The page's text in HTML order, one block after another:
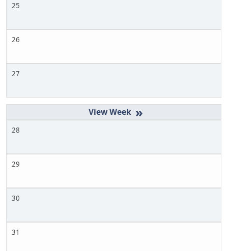
25
26
27
»
28
29
30
31